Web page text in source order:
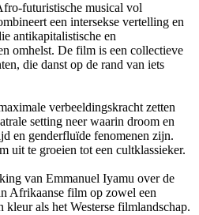
futuristische musical vol
een intersekse vertelling en
antikapitalistische en
omhelst. De film is een collectieve
die danst op de rand van iets
verbeeldingskracht zetten
setting neer waarin droom en
en genderfluïde fenomenen zijn.
uit te groeien tot een cultklassieker.
van Emmanuel Iyamu over de
Afrikaanse film op zowel een
kleur als het Westerse filmlandschap.